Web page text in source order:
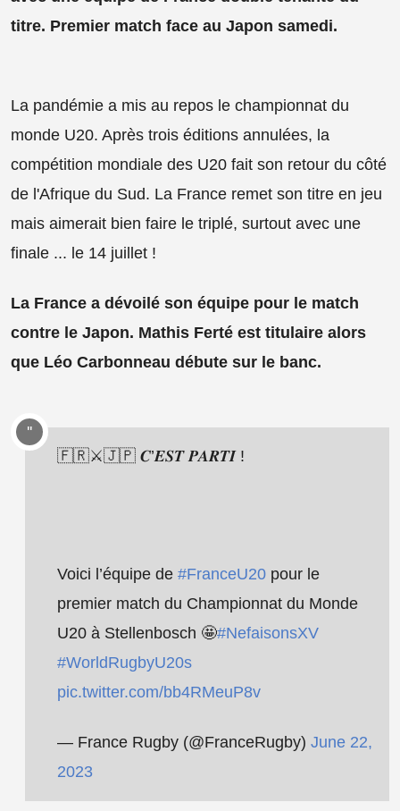
titre. Premier match face au Japon samedi.
La pandémie a mis au repos le championnat du
monde U20. Après trois éditions annulées, la
compétition mondiale des U20 fait son retour du côté
de l'Afrique du Sud. La France remet son titre en jeu
mais aimerait bien faire le triplé, surtout avec une
finale ... le 14 juillet !
La France a dévoilé son équipe pour le match
contre le Japon. Mathis Ferté est titulaire alors
que Léo Carbonneau débute sur le banc.
🇫🇷⚔️🇯🇵 𝑪’𝑬𝑺𝑻 𝑷𝑨𝑹𝑻𝑰 !
Voici l’équipe de #FranceU20 pour le
premier match du Championnat du Monde
U20 à Stellenbosch 🤩#NefaisonsXV
#WorldRugbyU20s
pic.twitter.com/bb4RMeuP8v
— France Rugby (@FranceRugby) June 22,
2023